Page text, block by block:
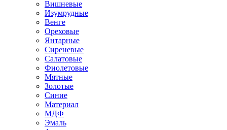
Вишневые
Изумрудные
Венге
Ореховые
Янтарные
Сиреневые
Салатовые
Фиолетовые
Мятные
Золотые
Синие
Материал
МДФ
Эмаль